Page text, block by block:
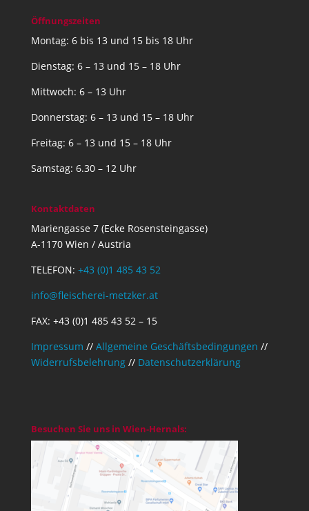
Öffnungszeiten
Montag: 6 bis 13 und 15 bis 18 Uhr
Dienstag: 6 – 13 und 15 – 18 Uhr
Mittwoch: 6 – 13 Uhr
Donnerstag: 6 – 13 und 15 – 18 Uhr
Freitag: 6 – 13 und 15 – 18 Uhr
Samstag: 6.30 – 12 Uhr
Kontaktdaten
Mariengasse 7 (Ecke Rosensteingasse)
A-1170 Wien / Austria
TELEFON: +43 (0)1 485 43 52
info@fleischerei-metzker.at
FAX: +43 (0)1 485 43 52 – 15
Impressum // Allgemeine Geschäftsbedingungen //
Widerrufsbelehrung// Datenschutzerklärung
Besuchen Sie uns in Wien-Hernals: